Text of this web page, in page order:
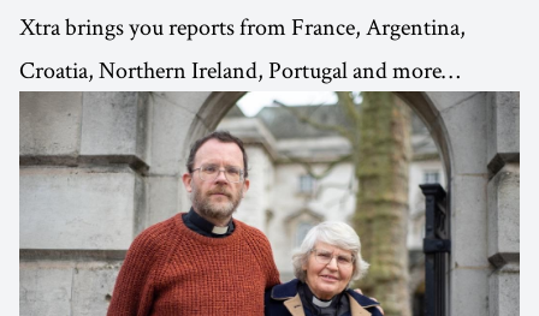
Xtra brings you reports from France, Argentina,
Croatia, Northern Ireland, Portugal and more…